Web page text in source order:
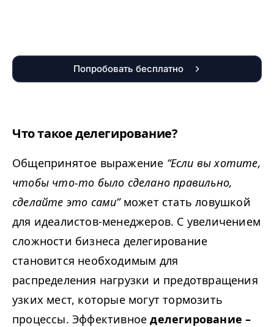
Попробовать бесплатно
Что такое делегирование?
Общепринятое выражение “Если вы хотите,
чтобы что-то было сделано правильно,
сделайте это сами”может стать ловушкой
для идеалистов-менеджеров. С увеличением
сложности бизнеса делегирование
становится необходимым для
распределения нагрузки и предотвращения
узких мест, которые могут тормозить
процессы. Эффективноеделегирование –